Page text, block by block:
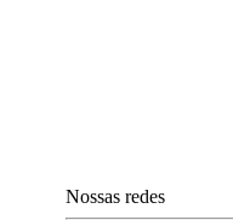
Nossas redes